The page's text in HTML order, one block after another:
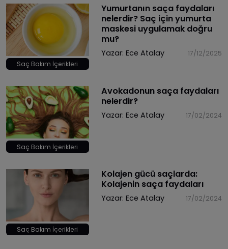
Saç Bakım İçerikleri
Yumurtanın saça faydaları
nelerdir? Saç için yumurta
maskesi uygulamak doğru
mu?
Yazar: Ece Atalay 17/12/2025
Saç Bakım İçerikleri
Avokadonun saça faydaları
nelerdir?
Yazar: Ece Atalay 17/02/2024
Saç Bakım İçerikleri
Kolajen gücü saçlarda:
Kolajenin saça faydaları
Yazar: Ece Atalay 17/02/2024